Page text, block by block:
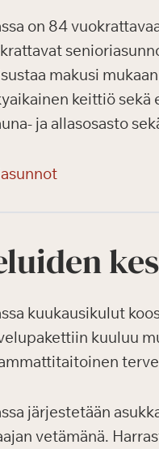
on 84
makusi
keittiö
ja allasosasto
kuukausikulut
kuuluu
ammattitaitoinen
järjestetään
vetämänä.